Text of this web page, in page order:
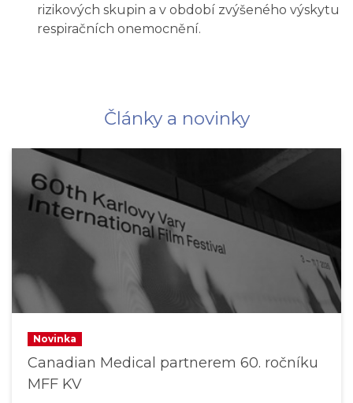
rizikových skupin a v období zvýšeného výskytu
respiračních onemocnění.
Články a novinky
Novinka
Canadian Medical partnerem 60. ročníku
MFF KV